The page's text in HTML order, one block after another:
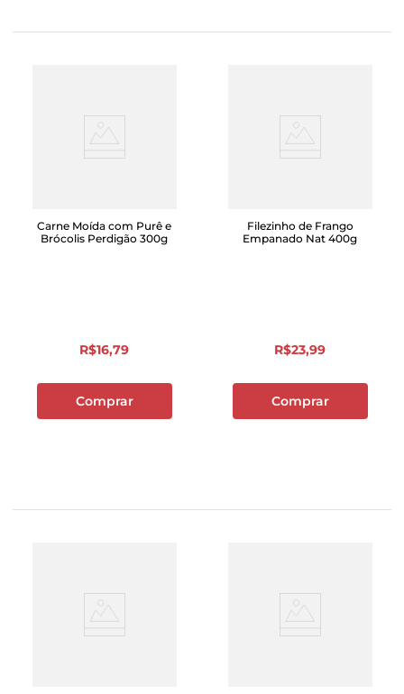
Carne Moída com Purê e
Brócolis Perdigão 300g
R$16,79
Comprar
Filezinho de Frango
Empanado Nat 400g
R$23,99
Comprar